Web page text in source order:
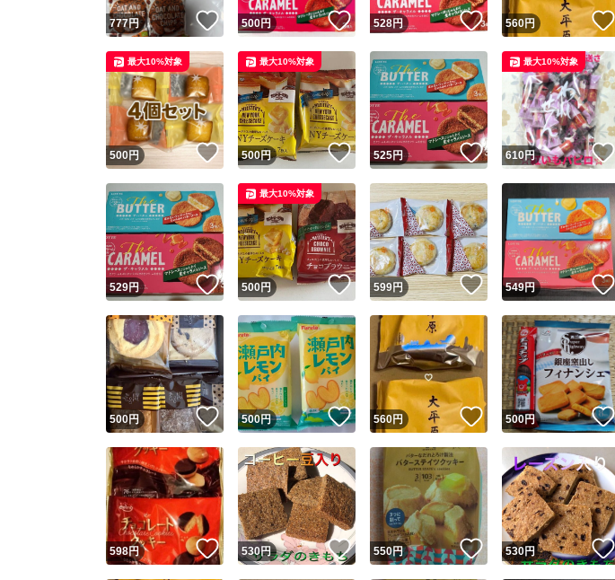
777円 いいね！
500円 いいね！
528円 いいね！
560円
500円 いいね！
最大10%対象
500円 いいね！
最大10%対象
525円 いいね！
610円
最大10%対象
529円 いいね！
500円 いいね！
最大10%対象
599円 いいね！
549円
500円 いいね！
500円 いいね！
560円 いいね！
500円
598円 いいね！
530円 いいね！
550円 いいね！
530円